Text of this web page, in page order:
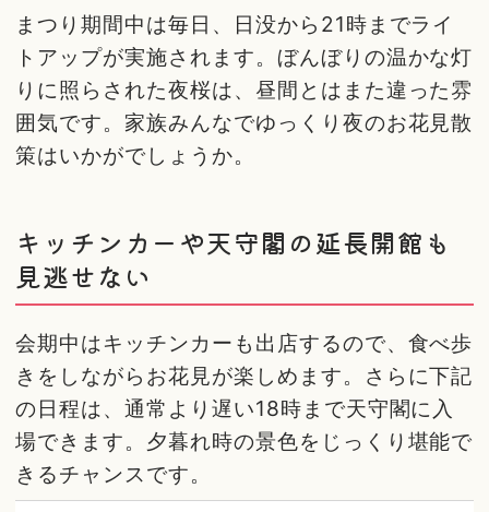
まつり期間中は毎日、日没から21時までライ
トアップが実施されます。ぼんぼりの温かな灯
りに照らされた夜桜は、昼間とはまた違った雰
囲気です。家族みんなでゆっくり夜のお花見散
策はいかがでしょうか。
キッチンカーや天守閣の延長開館も
見逃せない
会期中はキッチンカーも出店するので、食べ歩
きをしながらお花見が楽しめます。さらに下記
の日程は、通常より遅い18時まで天守閣に入
場できます。夕暮れ時の景色をじっくり堪能で
きるチャンスです。